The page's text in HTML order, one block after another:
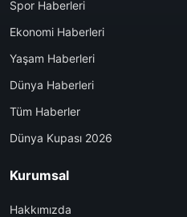
Spor Haberleri
Ekonomi Haberleri
Yaşam Haberleri
Dünya Haberleri
Tüm Haberler
Dünya Kupası 2026
Kurumsal
Hakkımızda